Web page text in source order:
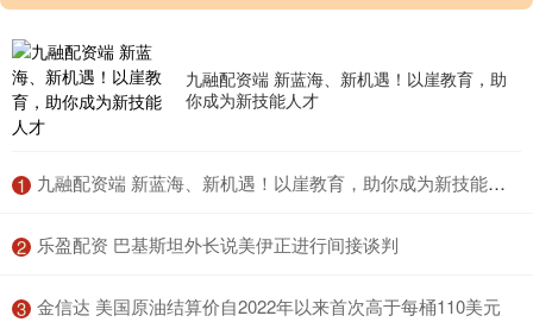
九融配资端 新蓝海、新机遇！以崖教育，助
你成为新技能人才
1 ​九融配资端 新蓝海、新机遇！以崖教育，助你成为新技能人才
2 ​乐盈配资 巴基斯坦外长说美伊正进行间接谈判
3 ​金信达 美国原油结算价自2022年以来首次高于每桶110美元